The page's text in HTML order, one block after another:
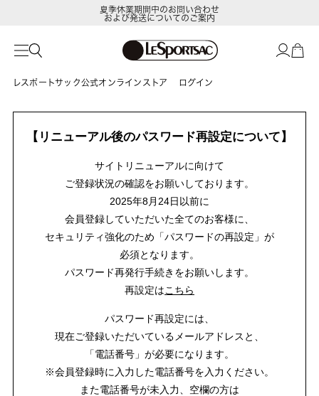
夏季休業期間中のお問い合わせ
および発送についてのご案内
レスポートサック公式オンラインストア ログイン
【リニューアル後のパスワード再設定について】
サイトリニューアルに向けて
ご登録状況の確認をお願いしております。
2025年8月24日以前に
会員登録していただいた全てのお客様に、
セキュリティ強化のため「パスワードの再設定」が
必須となります。
パスワード再発行手続きをお願いします。
再設定はこちら
パスワード再設定には、
現在ご登録いただいているメールアドレスと、
「電話番号」が必要になります。
※会員登録時に入力した電話番号を入力ください。
また電話番号が未入力、空欄の方は